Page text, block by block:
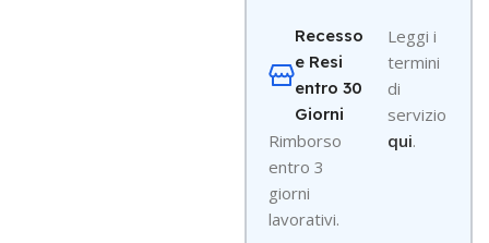
Recesso
e Resi
entro 30
Giorni
Rimborso
entro 3
giorni
lavorativi.
Leggi i
termini
di
servizio
qui.